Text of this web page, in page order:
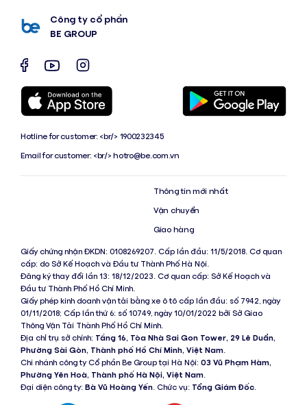
Công ty cổ phần
BE GROUP
Hotline for customer: <br/> 1900232345
Email for customer: <br/>hotro@be.com.vn
Thông tin mới nhất
Vận chuyển
Giao hàng
Giấy chứng nhận ĐKDN: 0108269207. Cấp lần đầu: 11/5/2018. Cơ quan
cấp: do Sở Kế Hoạch và Đầu tư Thành Phố Hà Nội.
Đăng ký thay đổi lần 13: 18/12/2023. Cơ quan cấp: Sở Kế Hoạch và
Đầu tư Thành Phố Hồ Chí Minh.
Giấy phép kinh doanh vận tải bằng xe ô tô cấp lần đầu: số 7942, ngày
01/11/2018; Cấp lần thứ 6: số 10749, ngày 10/01/2022 bởi Sở Giao
Thông Vận Tải Thành Phố Hồ Chí Minh.
Địa chỉ trụ sở chính: Tầng 16, Tòa Nhà Sai Gon Tower, 29 Lê Duẩn,
Phường Sài Gòn, Thành phố Hồ Chí Minh, Việt Nam
Chi nhánh công ty Cổ phần Be Group tại Hà Nội: 03 Vũ Phạm Hàm,
Phường Yên Hoà, Thành phố Hà Nội, Việt Nam
Đại diện công ty: Bà Vũ Hoàng Yến . Chức vụ: Tổng Giám Đốc